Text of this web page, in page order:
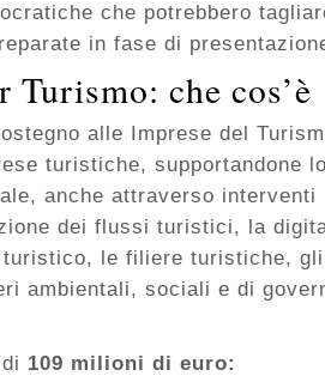
che potrebbero
in fase di
Turismo: che cos’è
alle Imprese del
turistiche, supportandone
anche attraverso
dei flussi turistici, la
turistico, le filiere turistiche,
ambientali, sociali e di
109 milioni di euro: